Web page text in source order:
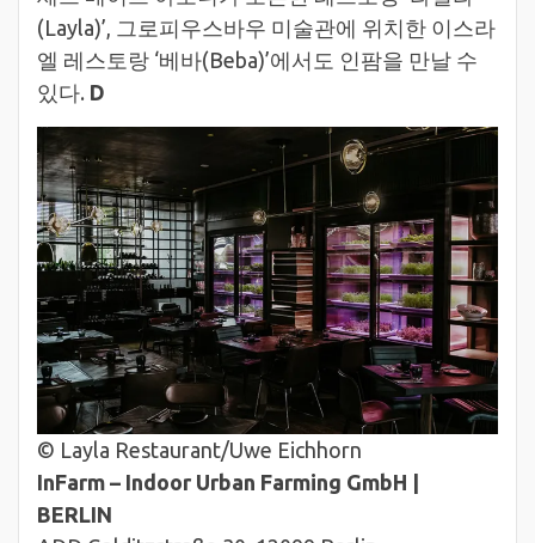
(Layla)’, 그로피우스바우 미술관에 위치한 이스라
엘 레스토랑 ‘베바(Beba)’에서도 인팜을 만날 수
있다. D
© Layla Restaurant/Uwe Eichhorn
InFarm – Indoor Urban Farming GmbH |
BERLIN